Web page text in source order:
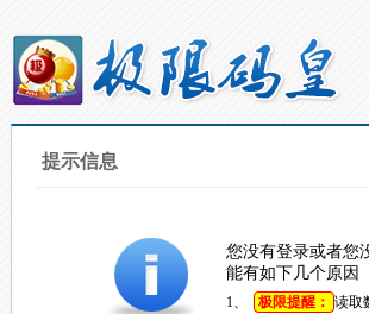
提示信息
您没有登录或者您
能有如下几个原因
1、 极限提醒： 读取